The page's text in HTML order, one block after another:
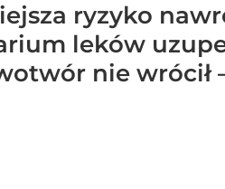
ryzyko
leków
nie wrócił